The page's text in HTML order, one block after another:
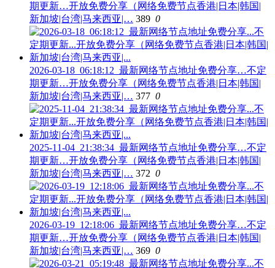
期更新…开放免费分享（网络免费节点香港|日本|韩国|
新加坡|台湾|马来西亚|… 389 0
2026-03-18_06:18:12_最新网络节点地址免费分享…不定
期更新…开放免费分享（网络免费节点香港|日本|韩国|
新加坡|台湾|马来西亚|… 377 0
2025-11-04_21:38:34_最新网络节点地址免费分享…不定
期更新…开放免费分享（网络免费节点香港|日本|韩国|
新加坡|台湾|马来西亚|… 372 0
2026-03-19_12:18:06_最新网络节点地址免费分享…不定
期更新…开放免费分享（网络免费节点香港|日本|韩国|
新加坡|台湾|马来西亚|… 369 0